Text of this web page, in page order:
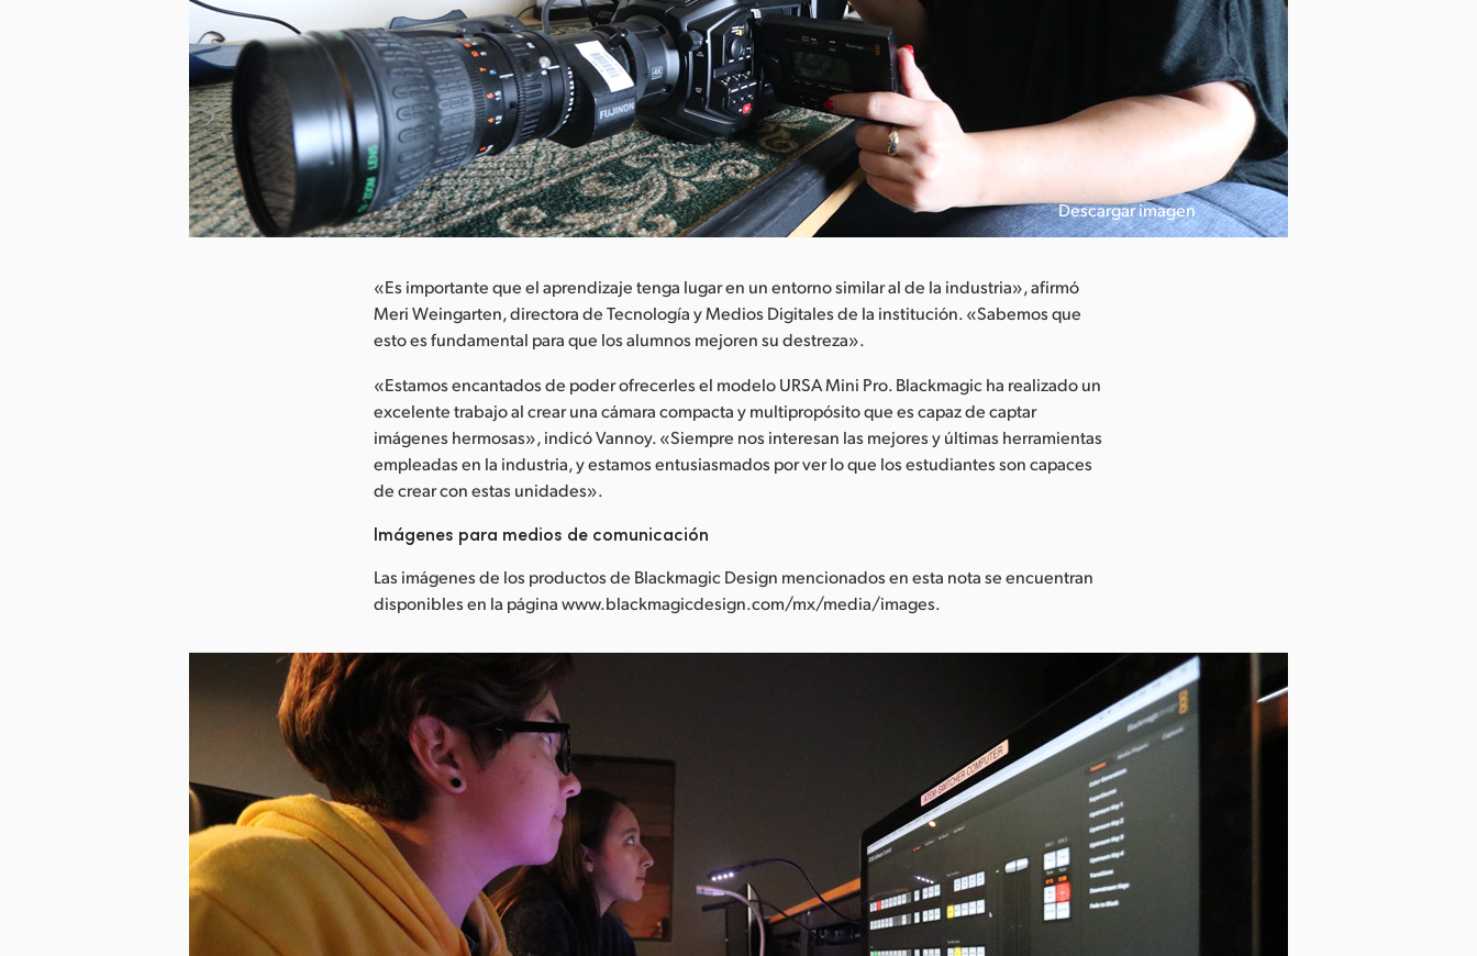
Descargar imagen
«Es importante que el aprendizaje tenga lugar en un entorno similar al de la industria», afirmó
Meri Weingarten, directora de Tecnología y Medios Digitales de la institución. «Sabemos que
esto es fundamental para que los alumnos mejoren su destreza».
«Estamos encantados de poder ofrecerles el modelo URSA Mini Pro. Blackmagic ha realizado un
excelente trabajo al crear una cámara compacta y multipropósito que es capaz de captar
imágenes hermosas», indicó Vannoy. «Siempre nos interesan las mejores y últimas herramientas
empleadas en la industria, y estamos entusiasmados por ver lo que los estudiantes son capaces
de crear con estas unidades».
Imágenes para medios de comunicación
Las imágenes de los productos de Blackmagic Design mencionados en esta nota se encuentran
disponibles en la página www.blackmagicdesign.com/mx/media/images.